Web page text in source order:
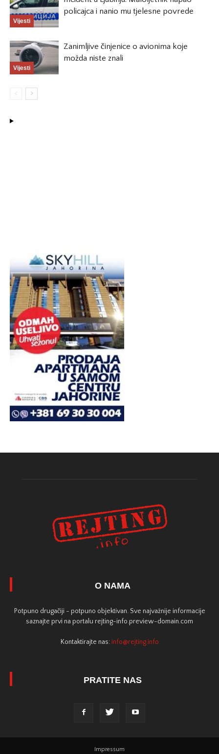
Vijesti
policajca i nanio mu tjelesne povrede
Vijesti
Zanimljive činjenice o avionima koje
možda niste znali
O NAMA
Potpuno drugačiji - potpuno objektivan. Sve najvažnije informacije
saznajte prvi na portalu rejting-info.preview-domain.com
Kontaktirajte nas: info@rejting.info
PRATITE NAS
Impressum